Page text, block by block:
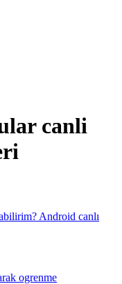
canli
Android canlı
ogrenme